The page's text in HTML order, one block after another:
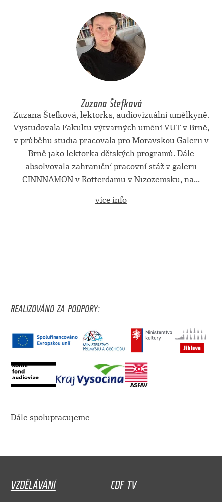
Zuzana Štefková
Zuzana Štefková, lektorka, audiovizuální umělkyně.
Vystudovala Fakultu výtvarných umění VUT v Brně,
v průběhu studia pracovala pro Moravskou Galerii v
Brně jako lektorka dětských programů. Dále
absolvovala zahraniční pracovní stáž v galerii
CINNNAMON v Rotterdamu v Nizozemsku, na...
více info
REALIZOVÁNO ZA PODPORY:
Dále spolupracujeme
VZDĚLÁVÁNÍ
CDF TV